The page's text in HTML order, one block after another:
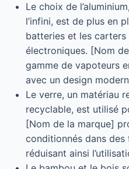
Le choix de
l’infini, est de plus en
batteries et les
électroniques. [Nom
gamme de vapoteurs
avec un design
Le verre, un matériau
recyclable, est utilisé
[Nom de la marque]
conditionnés dans
réduisant ainsi